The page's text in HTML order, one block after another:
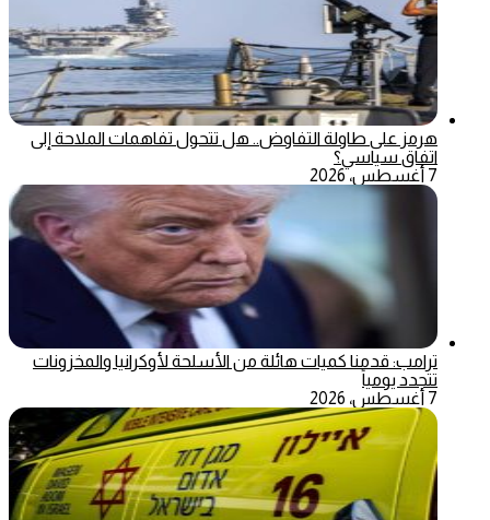
هرمز على طاولة التفاوض.. هل تتحول تفاهمات الملاحة إلى
اتفاق سياسي؟
7 أغسطس، 2026
ترامب: قدمنا كميات هائلة من الأسلحة لأوكرانيا والمخزونات
تتجدد يومياً
7 أغسطس، 2026